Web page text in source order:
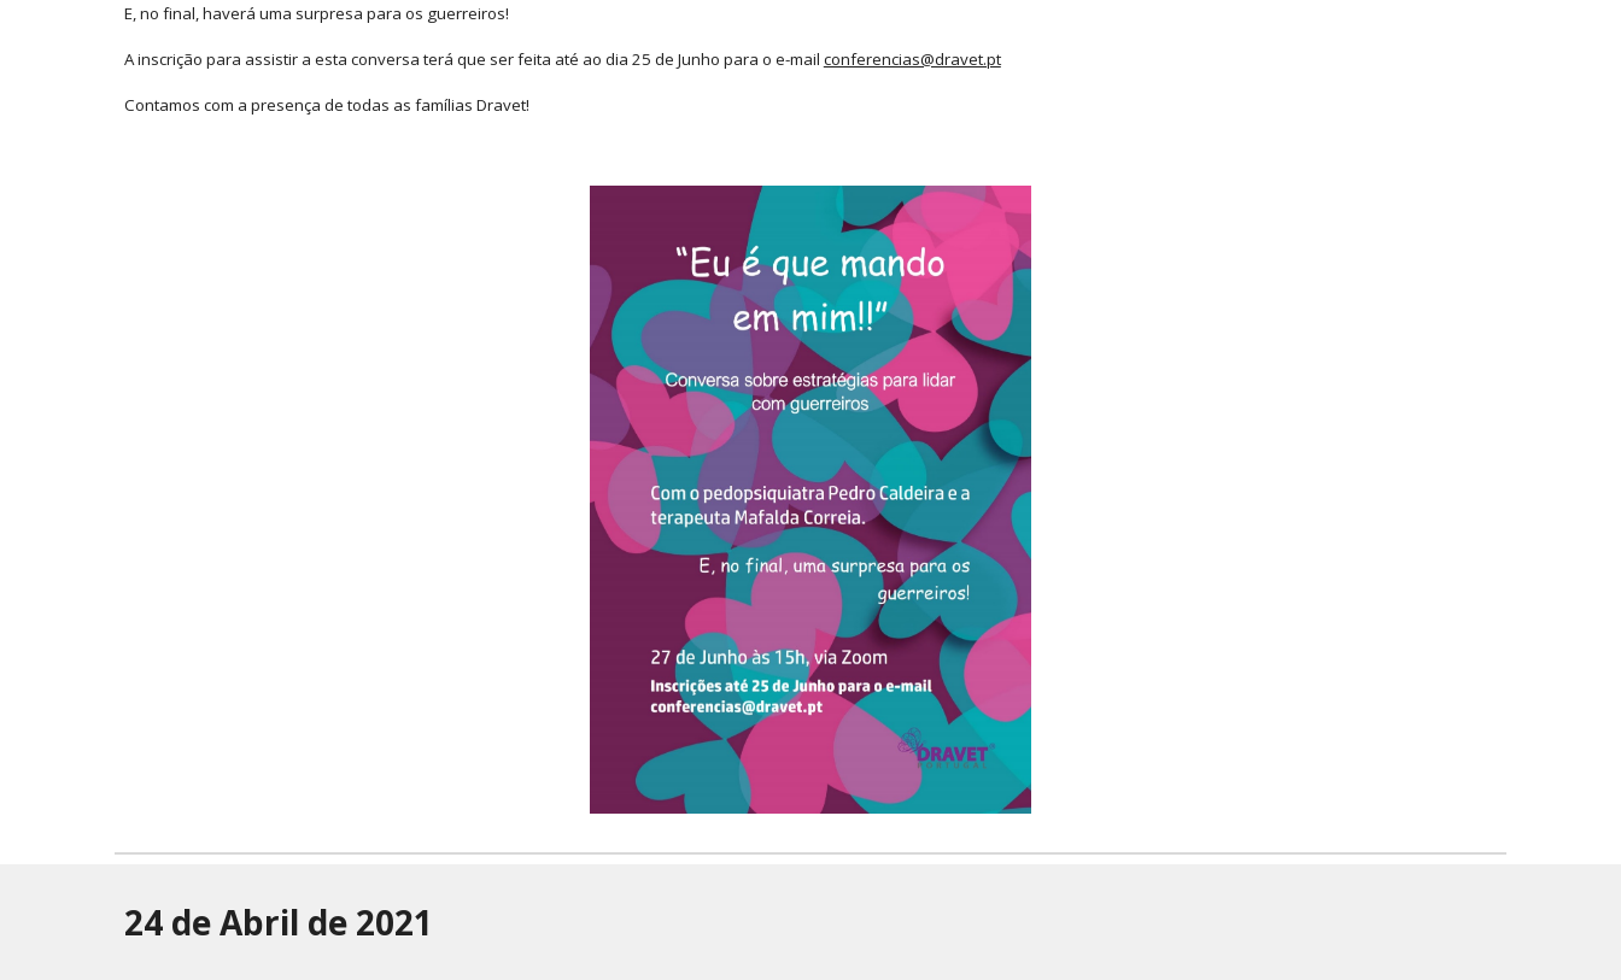
E, no final, haverá uma surpresa para os guerreiros!
A inscrição para assistir a esta conversa terá que ser feita até ao dia 25 de Junho para o e-mail conferencias@dravet.pt
Contamos com a presença de todas as famílias Dravet!
24 de Abril de 2021